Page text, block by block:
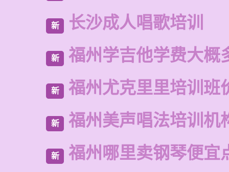
新 长沙成人唱歌培训
新 福州学吉他学费大概
新 福州尤克里里培训班
新 福州美声唱法培训机
新 福州哪里卖钢琴便宜